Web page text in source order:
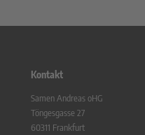
Kontakt
Samen Andreas oHG
Töngesgasse 27
60311 Frankfurt